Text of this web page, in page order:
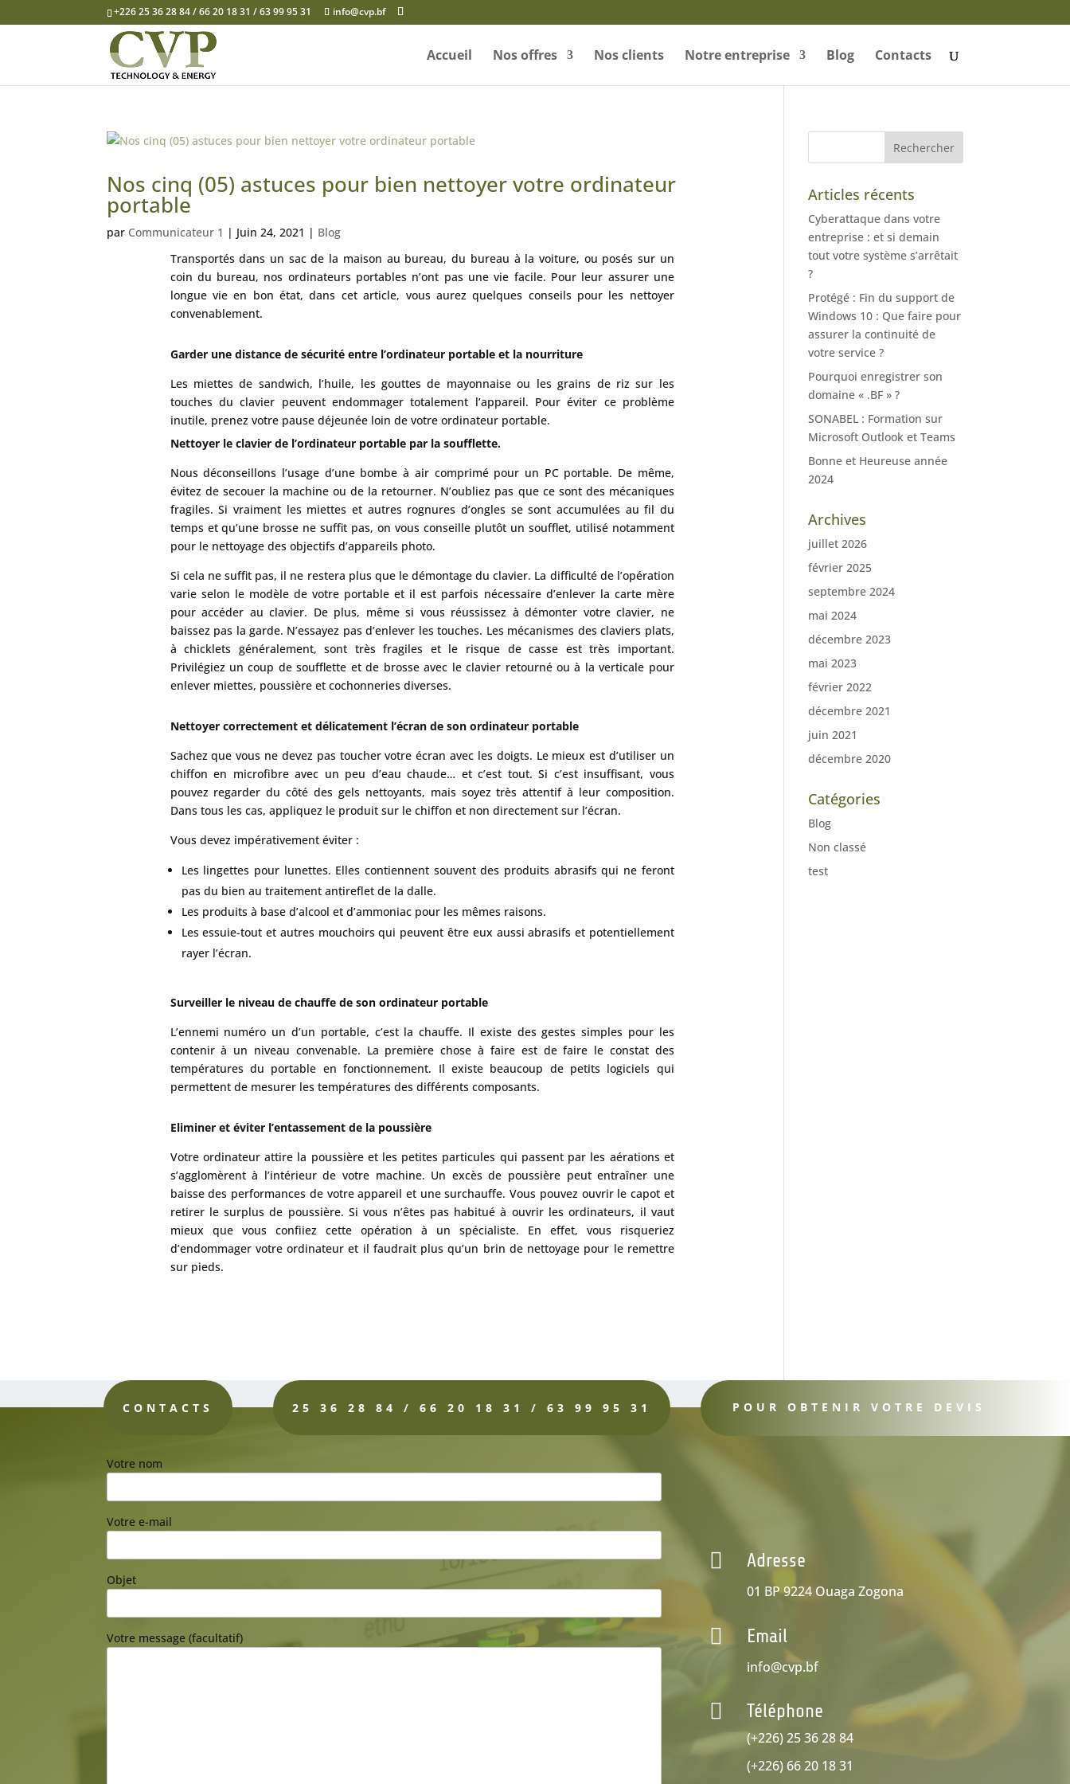
+226 25 36 28 84 / 66 20 18 31 / 63 99 95 31 info@cvp.bf
Accueil Nos offres Nos clients Notre entreprise Blog Contacts
Nos cinq (05) astuces pour bien nettoyer votre ordinateur
portable
par Communicateur 1 | Juin 24, 2021 | Blog
Transportés dans un sac de la maison au bureau, du bureau à la voiture, ou posés sur un
coin du bureau, nos ordinateurs portables n’ont pas une vie facile. Pour leur assurer une
longue vie en bon état, dans cet article, vous aurez quelques conseils pour les nettoyer
convenablement.
Garder une distance de sécurité entre l’ordinateur portable et la nourriture
Les miettes de sandwich, l’huile, les gouttes de mayonnaise ou les grains de riz sur les
touches du clavier peuvent endommager totalement l’appareil. Pour éviter ce problème
inutile, prenez votre pause déjeunée loin de votre ordinateur portable.
Nettoyer le clavier de l’ordinateur portable par la soufflette.
Nous déconseillons l’usage d’une bombe à air comprimé pour un PC portable. De même,
évitez de secouer la machine ou de la retourner. N’oubliez pas que ce sont des mécaniques
fragiles. Si vraiment les miettes et autres rognures d’ongles se sont accumulées au fil du
temps et qu’une brosse ne suffit pas, on vous conseille plutôt un soufflet, utilisé notamment
pour le nettoyage des objectifs d’appareils photo.
Si cela ne suffit pas, il ne restera plus que le démontage du clavier. La difficulté de l’opération
varie selon le modèle de votre portable et il est parfois nécessaire d’enlever la carte mère
pour accéder au clavier. De plus, même si vous réussissez à démonter votre clavier, ne
baissez pas la garde. N’essayez pas d’enlever les touches. Les mécanismes des claviers plats,
à chicklets généralement, sont très fragiles et le risque de casse est très important.
Privilégiez un coup de soufflette et de brosse avec le clavier retourné ou à la verticale pour
enlever miettes, poussière et cochonneries diverses.
Nettoyer correctement et délicatement l’écran de son ordinateur portable
Sachez que vous ne devez pas toucher votre écran avec les doigts. Le mieux est d’utiliser un
chiffon en microfibre avec un peu d’eau chaude… et c’est tout. Si c’est insuffisant, vous
pouvez regarder du côté des gels nettoyants, mais soyez très attentif à leur composition.
Dans tous les cas, appliquez le produit sur le chiffon et non directement sur l’écran.
Vous devez impérativement éviter :
Les lingettes pour lunettes. Elles contiennent souvent des produits abrasifs qui ne feront
pas du bien au traitement antireflet de la dalle.
Les produits à base d’alcool et d’ammoniac pour les mêmes raisons.
Les essuie-tout et autres mouchoirs qui peuvent être eux aussi abrasifs et potentiellement
rayer l’écran.
Surveiller le niveau de chauffe de son ordinateur portable
L’ennemi numéro un d’un portable, c’est la chauffe. Il existe des gestes simples pour les
contenir à un niveau convenable. La première chose à faire est de faire le constat des
températures du portable en fonctionnement. Il existe beaucoup de petits logiciels qui
permettent de mesurer les températures des différents composants.
Eliminer et éviter l’entassement de la poussière
Votre ordinateur attire la poussière et les petites particules qui passent par les aérations et
s’agglomèrent à l’intérieur de votre machine. Un excès de poussière peut entraîner une
baisse des performances de votre appareil et une surchauffe. Vous pouvez ouvrir le capot et
retirer le surplus de poussière. Si vous n’êtes pas habitué à ouvrir les ordinateurs, il vaut
mieux que vous confiiez cette opération à un spécialiste. En effet, vous risqueriez
d’endommager votre ordinateur et il faudrait plus qu’un brin de nettoyage pour le remettre
sur pieds.
Articles récents
Cyberattaque dans votre
entreprise : et si demain
tout votre système s’arrêtait
?
Protégé : Fin du support de
Windows 10 : Que faire pour
assurer la continuité de
votre service ?
Pourquoi enregistrer son
domaine « .BF » ?
SONABEL : Formation sur
Microsoft Outlook et Teams
Bonne et Heureuse année
2024
Archives
juillet 2026
février 2025
septembre 2024
mai 2024
décembre 2023
mai 2023
février 2022
décembre 2021
juin 2021
décembre 2020
Catégories
Blog
Non classé
test
CONTACTS 25 36 28 84 / 66 20 18 31 / 63 99 95 31 POUR OBTENIR VOTRE DEVIS
Votre nom
Votre e-mail
Objet
Votre message (facultatif)
 Adresse
01 BP 9224 Ouaga Zogona
 Email
info@cvp.bf
 Téléphone
(+226) 25 36 28 84
(+226) 66 20 18 31